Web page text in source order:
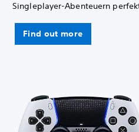
Singleplayer-Abenteuern
Find out more